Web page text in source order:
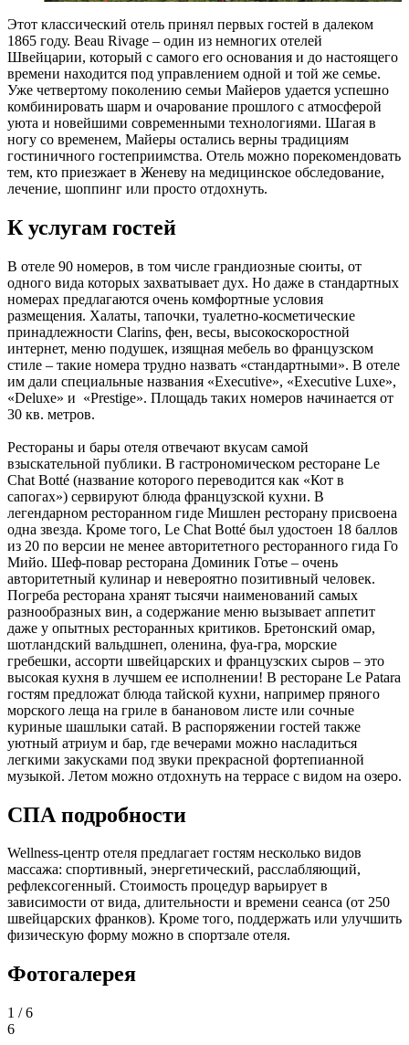
Этот классический отель принял первых гостей в далеком
1865 году. Beau Rivage – один из немногих отелей
Швейцарии, который с самого его основания и до настоящего
времени находится под управлением одной и той же семье.
Уже четвертому поколению семьи Майеров удается успешно
комбинировать шарм и очарование прошлого с атмосферой
уюта и новейшими современными технологиями. Шагая в
ногу со временем, Майеры остались верны традициям
гостиничного гостеприимства. Отель можно порекомендовать
тем, кто приезжает в Женеву на медицинское обследование,
лечение, шоппинг или просто отдохнуть.
К услугам гостей
В отеле 90 номеров, в том числе грандиозные сюиты, от
одного вида которых захватывает дух. Но даже в стандартных
номерах предлагаются очень комфортные условия
размещения. Халаты, тапочки, туалетно-косметические
принадлежности Clarins, фен, весы, высокоскоростной
интернет, меню подушек, изящная мебель во французском
стиле – такие номера трудно назвать «стандартными». В отеле
им дали специальные названия «Executive», «Executive Luxe»,
«Deluxe» и «Prestige». Площадь таких номеров начинается от
30 кв. метров.
Рестораны и бары отеля отвечают вкусам самой
взыскательной публики. В гастрономическом ресторане Le
Chat Botté (название которого переводится как «Кот в
сапогах») сервируют блюда французской кухни. В
легендарном ресторанном гиде Мишлен ресторану присвоена
одна звезда. Кроме того, Le Chat Botté был удостоен 18 баллов
из 20 по версии не менее авторитетного ресторанного гида Го
Мийо. Шеф-повар ресторана Доминик Готье – очень
авторитетный кулинар и невероятно позитивный человек.
Погреба ресторана хранят тысячи наименований самых
разнообразных вин, а содержание меню вызывает аппетит
даже у опытных ресторанных критиков. Бретонский омар,
шотландский вальдшнеп, оленина, фуа-гра, морские
гребешки, ассорти швейцарских и французских сыров – это
высокая кухня в лучшем ее исполнении! В ресторане Le Patara
гостям предложат блюда тайской кухни, например пряного
морского леща на гриле в банановом листе или сочные
куриные шашлыки сатай. В распоряжении гостей также
уютный атриум и бар, где вечерами можно насладиться
легкими закусками под звуки прекрасной фортепианной
музыкой. Летом можно отдохнуть на террасе с видом на озеро.
СПА подробности
Wellness-центр отеля предлагает гостям несколько видов
массажа: спортивный, энергетический, расслабляющий,
рефлексогенный. Стоимость процедур варьирует в
зависимости от вида, длительности и времени сеанса (от 250
швейцарских франков). Кроме того, поддержать или улучшить
физическую форму можно в спортзале отеля.
Фотогалерея
1 / 6
6